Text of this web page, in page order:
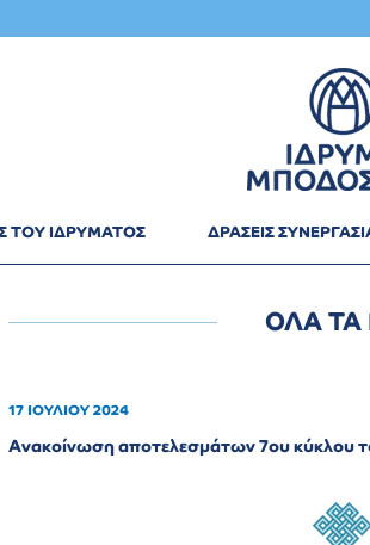
ΤΟΥ ΙΔΡΥΜΑΤΟΣ ΔΡΑΣΕΙΣ
ΟΛΑ ΤΑ
17 ΙΟΥΛΙΟΥ 2024
Ανακοίνωση αποτελεσμάτων 7ου κύκλου